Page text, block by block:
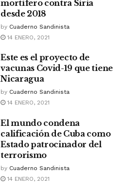
mortífero contra Siria
desde 2018
by Cuaderno Sandinista
14 ENERO, 2021
Este es el proyecto de
vacunas Covid-19 que tiene
Nicaragua
by Cuaderno Sandinista
14 ENERO, 2021
El mundo condena
calificación de Cuba como
Estado patrocinador del
terrorismo
by Cuaderno Sandinista
14 ENERO, 2021